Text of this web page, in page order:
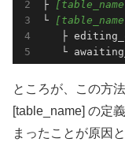
├
└
├
└
ところが、この方
[table_name] の定
まったことが原因